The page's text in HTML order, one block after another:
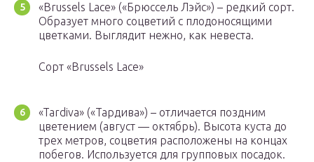
«Brussels Lace» («Брюссель Лэйс») – редкий сорт.
Образует много соцветий с плодоносящими
цветками. Выглядит нежно, как невеста.
Сорт «Brussels Lace»
«Tardiva» («Тардива») – отличается поздним
цветением (август — октябрь). Высота куста до
трех метров, соцветия расположены на концах
побегов. Используется для групповых посадок.